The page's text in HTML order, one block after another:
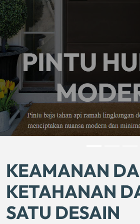
KEAMANAN
KETAHANAN
SATU DESAIN